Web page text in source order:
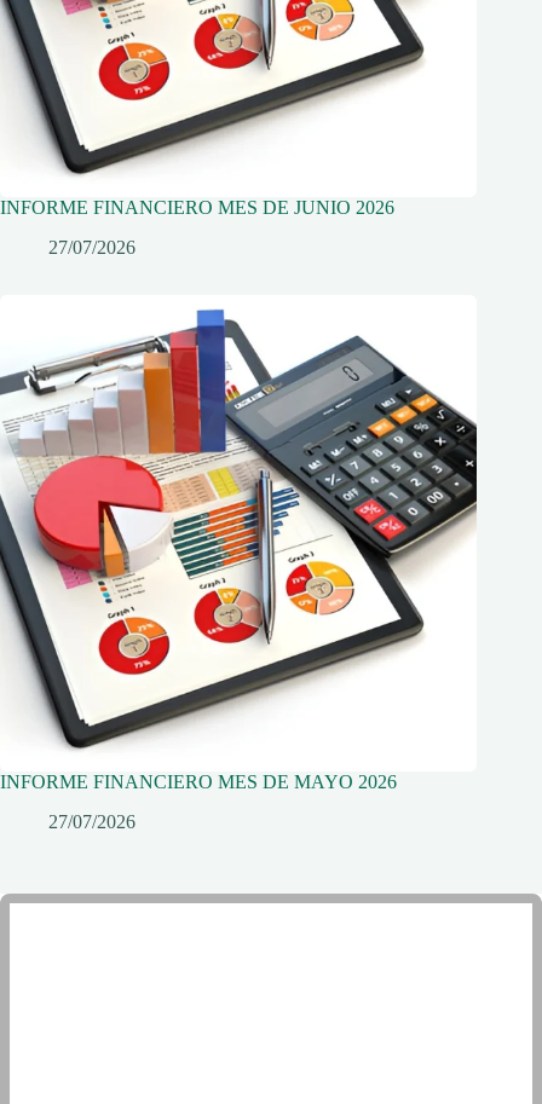
INFORME FINANCIERO MES DE JUNIO 2026
27/07/2026
INFORME FINANCIERO MES DE MAYO 2026
27/07/2026